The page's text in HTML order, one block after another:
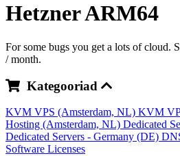
Hetzner ARM64
For some bugs you get a lots of cloud.
/ month.
Kategooriad
KVM VPS (Amsterdam, NL) KVM
Hosting (Amsterdam, NL) Dedicated
Dedicated Servers - Germany (DE)
Software Licenses